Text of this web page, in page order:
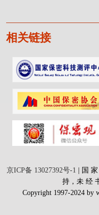
相关链接
京ICP备 13027392号-1 | 国
持，未 经
Copyright 1997-2024 by